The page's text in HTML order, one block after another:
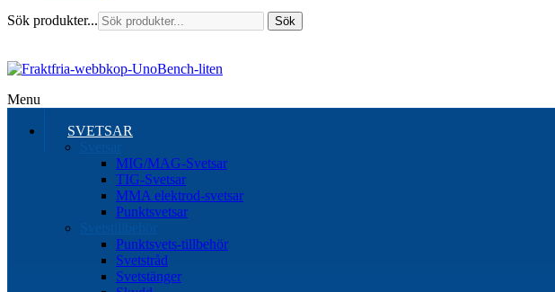
Sök produkter... Sök
Menu
SVETSAR
MIG/MAG-Svetsar
TIG-Svetsar
MMA elektrod-svetsar
Punktsvetsar
Punktsvets-tillbehör
Svetstråd
Svetstänger